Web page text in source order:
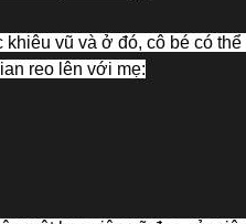
vũ và ở đó, cô bé có thể
reo lên với mẹ: